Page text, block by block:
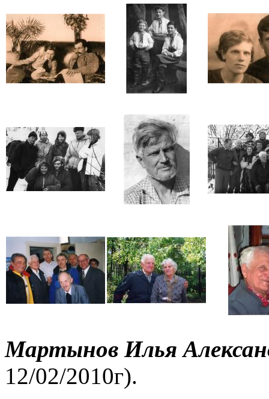
Мартынов Илья
12/02/2010г).